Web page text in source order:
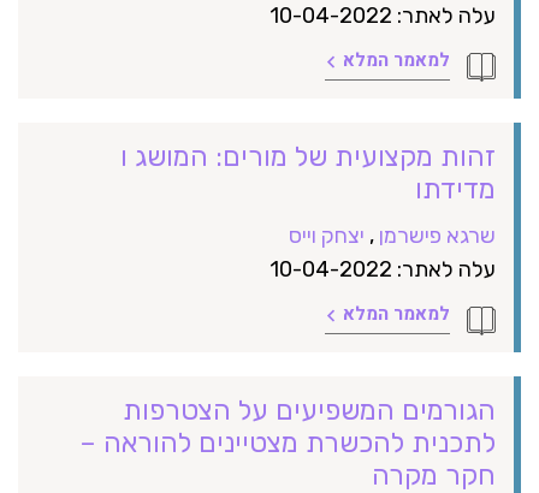
עלה לאתר: 10-04-2022
למאמר המלא
זהות מקצועית של מורים: המושג ו
מדידתו
שרגא פישרמן , יצחק וייס
עלה לאתר: 10-04-2022
למאמר המלא
הגורמים המשפיעים על הצטרפות
לתכנית להכשרת מצטיינים להוראה –
חקר מקרה